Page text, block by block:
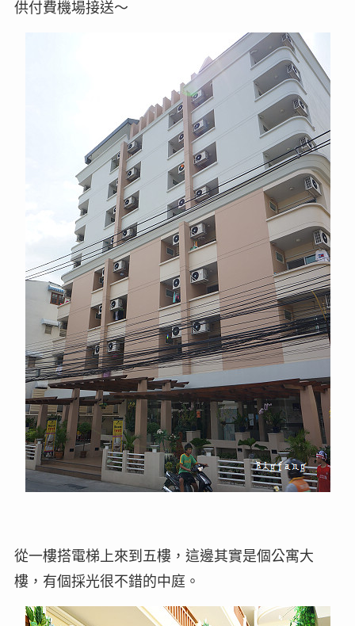
供付費機場接送～
從一樓搭電梯上來到五樓，這邊其實是個公寓大
樓，有個採光很不錯的中庭。